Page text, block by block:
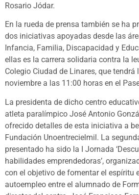
Rosario Jódar.
En la rueda de prensa también se ha
dos iniciativas apoyadas desde las
Infancia, Familia, Discapacidad y
ellas es la carrera solidaria contra la
Colegio Ciudad de Linares, que tendrá
noviembre a las 11:00 horas en el
La presidenta de dicho centro
atleta paralímpico José Antonio
ofrecido detalles de esta iniciativa a
Fundación Unoentrecielmil. La
presentado ha sido la I Jornada
habilidades emprendedoras’,
con el objetivo de fomentar el espíritu
autoempleo entre el alumnado de